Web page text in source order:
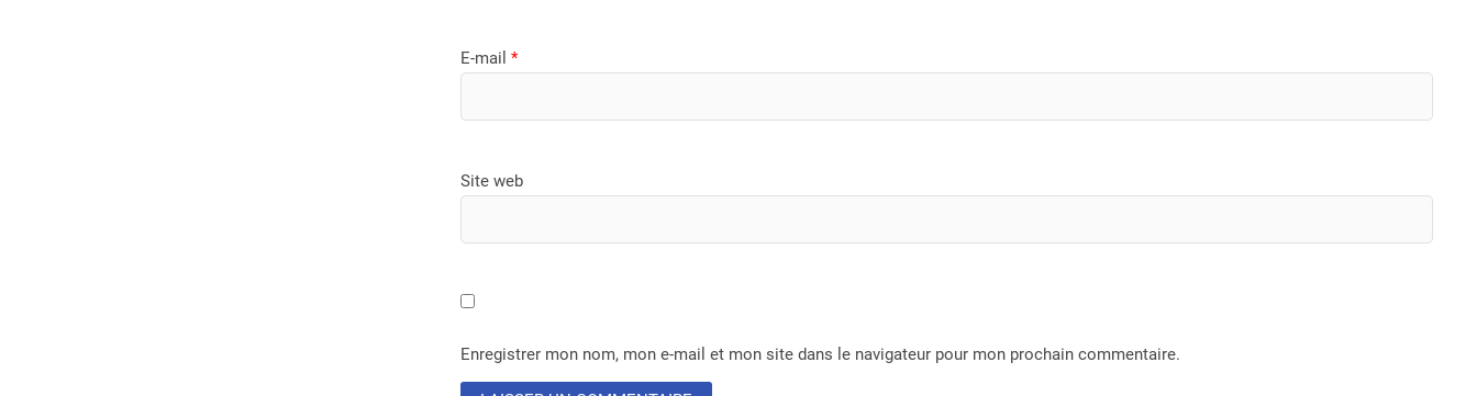
E-mail*
Site web
Enregistrer mon nom, mon e-mail et mon site dans le navigateur pour mon prochain commentaire.